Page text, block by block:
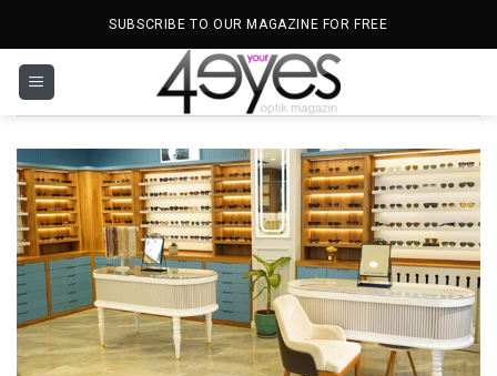
SUBSCRIBE TO OUR MAGAZINE FOR FREE